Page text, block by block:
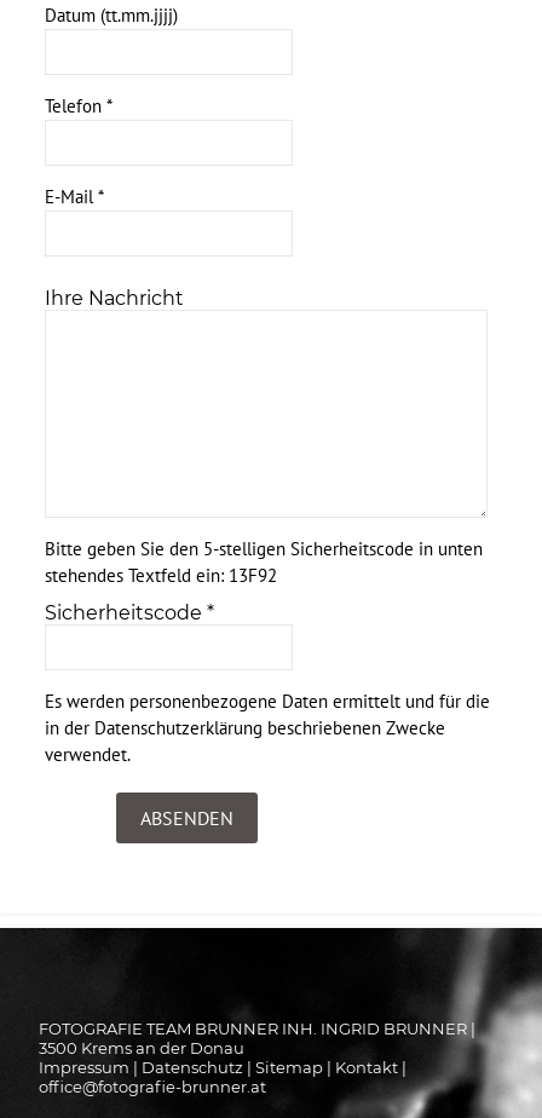
Datum (tt.mm.jjjj)
Telefon*
E-Mail*
Ihre Nachricht
Bitte geben Sie den 5-stelligen Sicherheitscode in unten
stehendes Textfeld ein: 13F92
Sicherheitscode*
Es werden personenbezogene Daten ermittelt und für die
in der Datenschutzerklärung beschriebenen Zwecke
verwendet.
FOTOGRAFIE TEAM BRUNNER INH. INGRID BRUNNER |
3500 Krems an der Donau
Impressum | Datenschutz |Sitemap | Kontakt |
office@fotografie-brunner.at